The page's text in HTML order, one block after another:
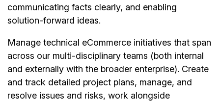
communicating facts clearly, and enabling
solution-forward ideas.
Manage technical eCommerce initiatives that span
across our multi-disciplinary teams (both internal
and externally with the broader enterprise). Create
and track detailed project plans, manage, and
resolve issues and risks, work alongside